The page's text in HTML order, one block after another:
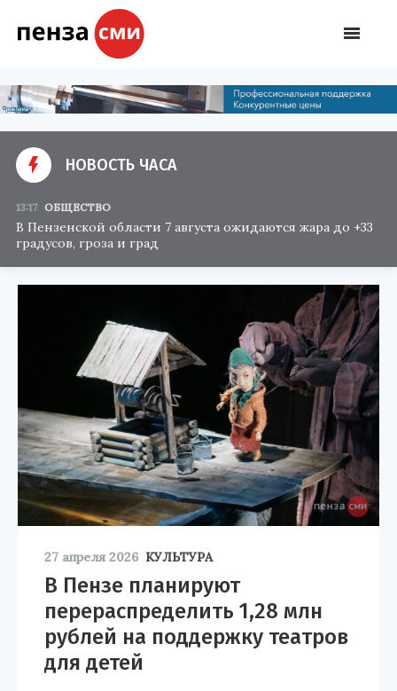
НОВОСТЬ ЧАСА
13:17 ОБЩЕСТВО
В Пензенской области 7 августа ожидаются жара до +33
градусов, гроза и град
27 апреля 2026 КУЛЬТУРА
В Пензе планируют
перераспределить 1,28 млн
рублей на поддержку театров
для детей